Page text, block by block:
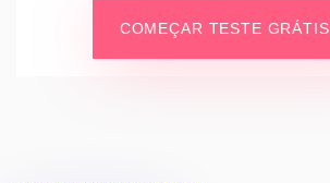
COMEÇAR TESTE GRÁTIS